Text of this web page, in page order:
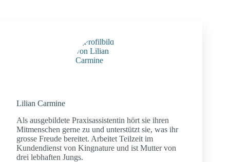
Lilian Carmine
Als ausgebildete Praxisassistentin hört sie ihren
Mitmenschen gerne zu und unterstützt sie, was ihr
grosse Freude bereitet. Arbeitet Teilzeit im
Kundendienst von Kingnature und ist Mutter von
drei lebhaften Jungs.